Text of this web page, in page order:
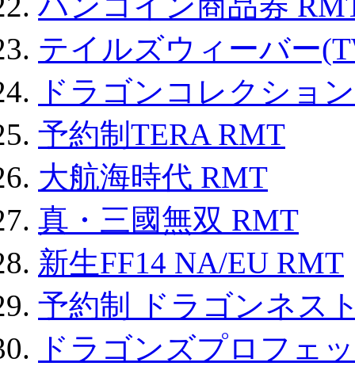
テイルズウィーバー
ドラゴンコレクショ
予約制TERA RMT
大航海時代 RMT
真・三國無双 RMT
新生FF14 NA/EU RMT
予約制 ドラゴンネス
ドラゴンズプロフェ